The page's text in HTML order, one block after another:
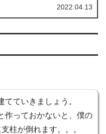
2022.04.13
てていきましょう。
作っておかないと、僕の
柱が倒れます。。。